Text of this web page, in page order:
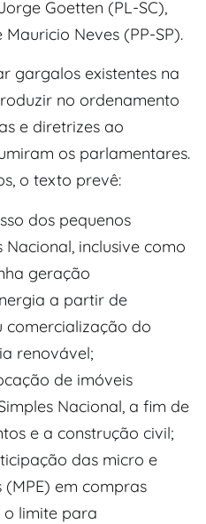
Goetten (PL-SC),
Neves (PP-SP).
gargalos existentes na
no ordenamento
e diretrizes ao
os parlamentares.
o texto prevê:
dos pequenos
Nacional, inclusive como
geração
a partir de
comercialização do
renovável;
de imóveis
Nacional, a fim de
e a construção civil;
das micro e
(MPE) em compras
o limite para